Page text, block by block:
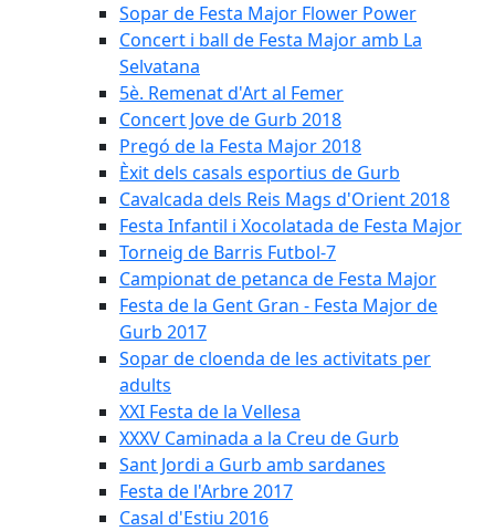
Sopar de Festa Major Flower Power
Concert i ball de Festa Major amb La
Selvatana
5è. Remenat d'Art al Femer
Concert Jove de Gurb 2018
Pregó de la Festa Major 2018
Èxit dels casals esportius de Gurb
Cavalcada dels Reis Mags d'Orient 2018
Festa Infantil i Xocolatada de Festa Major
Torneig de Barris Futbol-7
Campionat de petanca de Festa Major
Festa de la Gent Gran - Festa Major de
Gurb 2017
Sopar de cloenda de les activitats per
adults
XXI Festa de la Vellesa
XXXV Caminada a la Creu de Gurb
Sant Jordi a Gurb amb sardanes
Festa de l'Arbre 2017
Casal d'Estiu 2016